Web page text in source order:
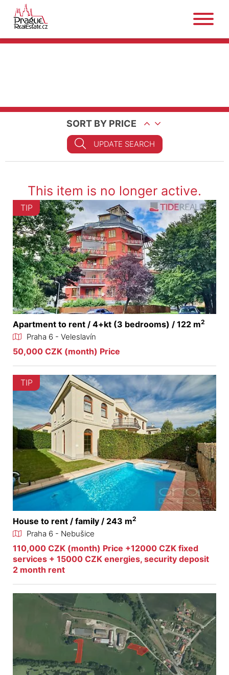
SORT BY PRICE
UPDATE SEARCH
This item is no longer active.
TIP
Apartment to rent / 4+kt (3 bedrooms) / 122 m2
Praha 6 - Veleslavín
50,000 CZK (month) Price
TIP
House to rent / family / 243 m2
Praha 6 - Nebušice
110,000 CZK (month) Price +12000 CZK fixed
services + 15000 CZK energies, security deposit
2 month rent